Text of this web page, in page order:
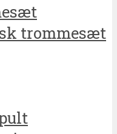
trommesæt